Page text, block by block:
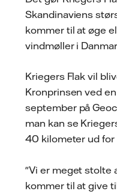
Skandinaviens
kommer til at øge
vindmøller i
Kriegers Flak vil
Kronprinsen ved
september på
man kan se
40 kilometer ud for
"Vi er meget stolte
kommer til at give